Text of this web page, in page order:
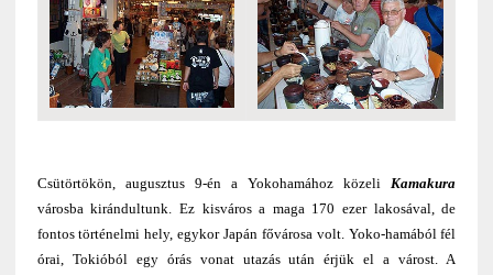
Csütörtökön, augusztus 9-én a Yokohamához közeliKamakura
városba kirándultunk. Ez kisváros a maga 170 ezer lakosával, de
fontos történelmi hely, egykor Japán fővárosa volt. Yoko-hamából fél
órai, Tokióból egy órás vonat utazás után érjük el a várost. A